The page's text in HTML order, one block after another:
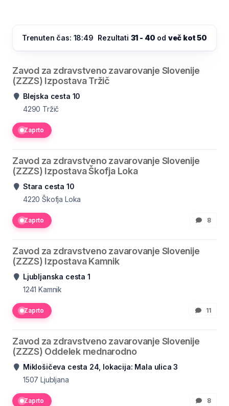
Trenuten čas: 18:49 Rezultati 31 - 40 od več kot 50
Zavod za zdravstveno zavarovanje Slovenije
(ZZZS) Izpostava Tržič
Blejska cesta 10
4290 Tržič
Zaprto
Zavod za zdravstveno zavarovanje Slovenije
(ZZZS) Izpostava Škofja Loka
Stara cesta 10
4220 Škofja Loka
Zaprto 8
Zavod za zdravstveno zavarovanje Slovenije
(ZZZS) Izpostava Kamnik
Ljubljanska cesta 1
1241 Kamnik
Zaprto 11
Zavod za zdravstveno zavarovanje Slovenije
(ZZZS) Oddelek mednarodno
Miklošičeva cesta 24, lokacija: Mala ulica 3
1507 Ljubljana
Zaprto 8